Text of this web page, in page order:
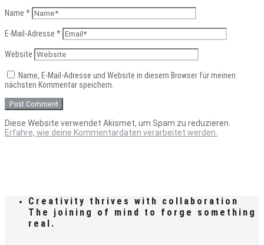
Name *
E-Mail-Adresse *
Website
Name, E-Mail-Adresse und Website in diesem Browser für meinen
nächsten Kommentar speichern.
Diese Website verwendet Akismet, um Spam zu reduzieren.
Erfahre, wie deine Kommentardaten verarbeitet werden.
Creativity thrives with collaboration
The joining of mind to forge something
real.